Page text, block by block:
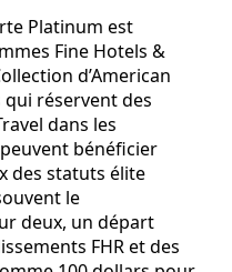
Platinum est
Fine Hotels &
d’American
qui réservent des
dans les
bénéficier
des statuts élite
le
deux, un départ
FHR et des